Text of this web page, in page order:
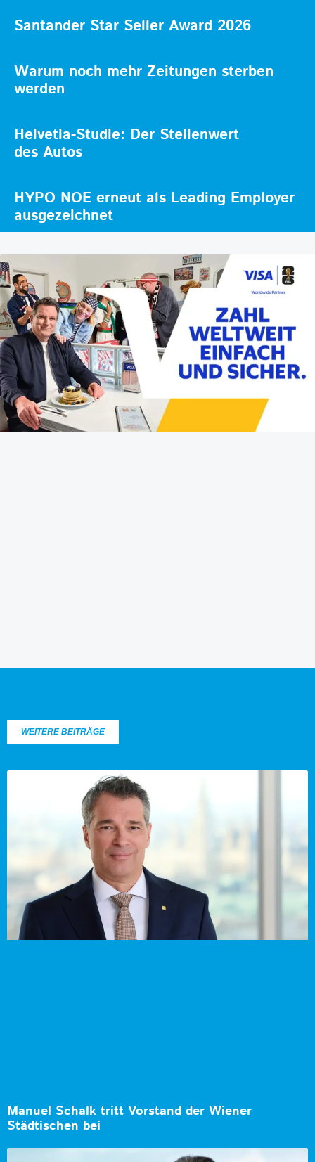
Santander Star Seller Award 2026
Warum noch mehr Zeitungen sterben
werden
Helvetia-Studie: Der Stellenwert
des Autos
HYPO NOE erneut als Leading Employer
ausgezeichnet
WEITERE BEITRÄGE
Manuel Schalk tritt Vorstand der Wiener
Städtischen bei